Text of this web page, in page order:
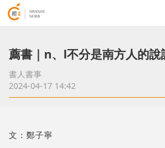
薦書｜n、l不分是南方人的說
書人書事
2024-04-17 14:42
文：鄭子寧